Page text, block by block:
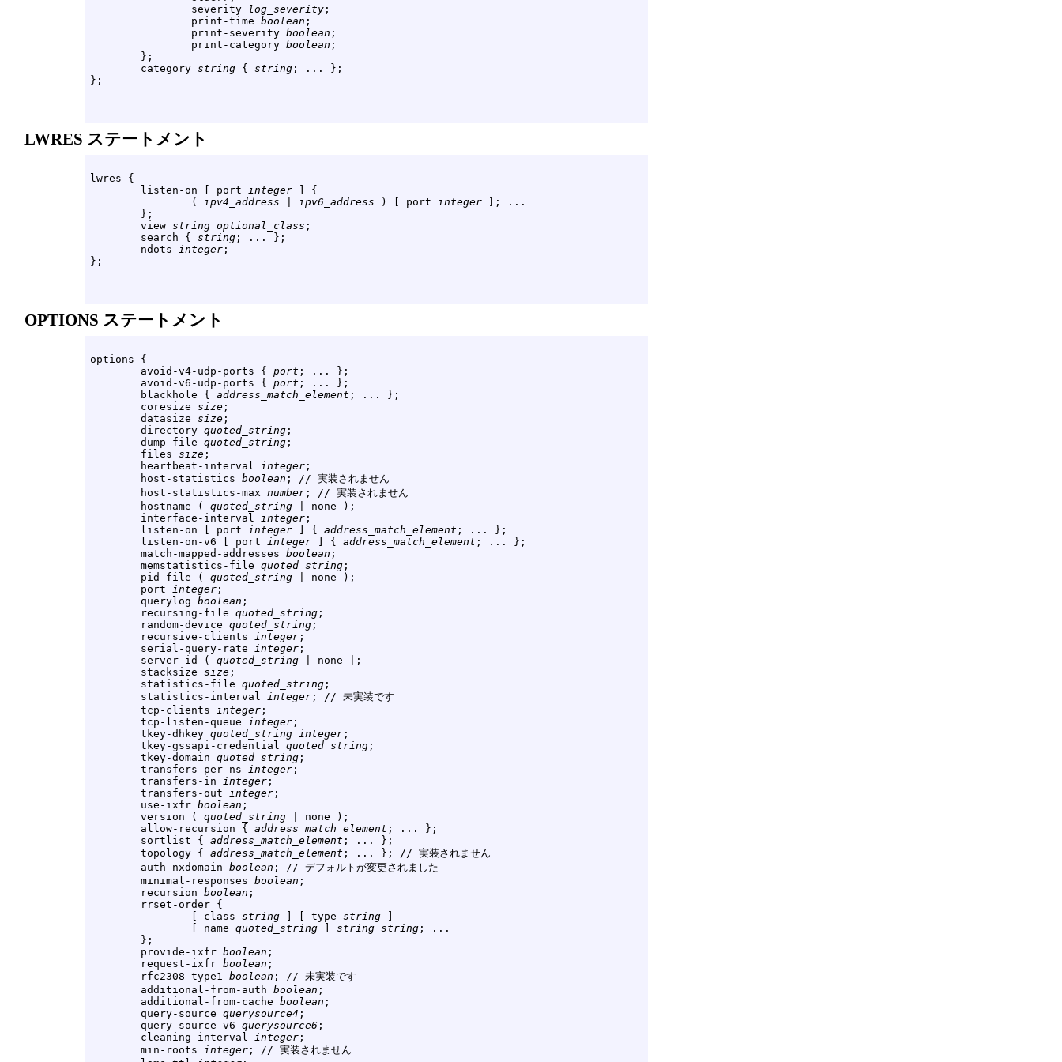
severity
log_severity ;
print-time boolean ;
print-severity boolean ;
print-category boolean ;
};
category string { string ; ... };
LWRES ステートメント
lwres {
listen-on [ port integer ] {
( ipv4_address ipv6_address ) [ port integer ]; ...
};
view string optional_class ;
search { string ; ... };
ndots integer ;
OPTIONS ステートメント
options {
avoid-v4-udp-ports { port ; ... };
avoid-v6-udp-ports { port ; ... };
blackhole { address_match_element ; ... };
coresize size ;
datasize size ;
directory quoted_string ;
dump-file quoted_string ;
files size ;
heartbeat-interval integer ;
host-statistics boolean ; // 実装されません
host-statistics-max number ; // 実装されません
hostname ( quoted_string | none );
interface-interval integer ;
listen-on [ port integer ] { address_match_element ; ... };
listen-on-v6 [ port integer ] { address_match_element ; ... };
match-mapped-addresses boolean ;
memstatistics-file quoted_string ;
pid-file ( quoted_string | none );
port integer ;
querylog boolean ;
recursing-file quoted_string ;
random-device quoted_string ;
recursive-clients integer ;
serial-query-rate integer ;
server-id ( quoted_string | none |;
stacksize size ;
statistics-file quoted_string ;
statistics-interval integer ; // 未実装です
tcp-clients integer ;
tcp-listen-queue integer ;
tkey-dhkey quoted_string integer ;
tkey-gssapi-credential quoted_string ;
tkey-domain quoted_string ;
transfers-per-ns integer ;
transfers-in integer ;
transfers-out integer ;
use-ixfr boolean ;
version ( quoted_string | none );
allow-recursion { address_match_element ; ... };
sortlist { address_match_element ; ... };
topology { address_match_element ; ... }; // 実装されません
auth-nxdomain boolean ; // デフォルトが変更されました
minimal-responses boolean ;
recursion boolean ;
rrset-order {
[ class string ] [ type string
[ name quoted_string string string ; ...
};
provide-ixfr boolean ;
request-ixfr boolean ;
rfc2308-type1 boolean ; // 未実装です
additional-from-auth boolean ;
additional-from-cache boolean ;
query-source querysource4 ;
query-source-v6 querysource6 ;
cleaning-interval integer ;
min-roots integer ; // 実装されません